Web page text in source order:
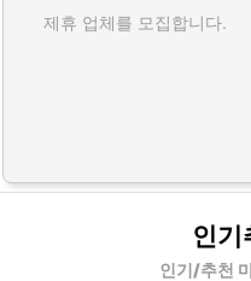
제휴 업체를 모집합니다.
인기
인기/추천